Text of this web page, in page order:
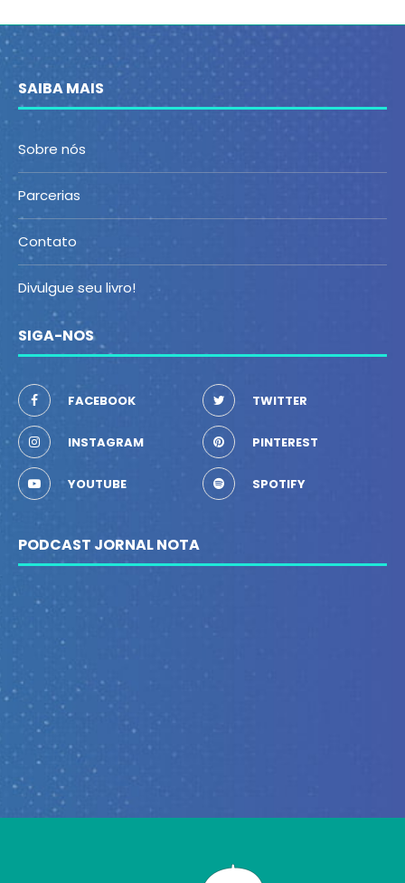
SAIBA MAIS
Sobre nós
Parcerias
Contato
Divulgue seu livro!
SIGA-NOS
FACEBOOK TWITTER
INSTAGRAM PINTEREST
YOUTUBE SPOTIFY
PODCAST JORNAL NOTA